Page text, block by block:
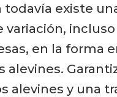
todavía existe
variación,
en la forma
alevines.
alevines y una